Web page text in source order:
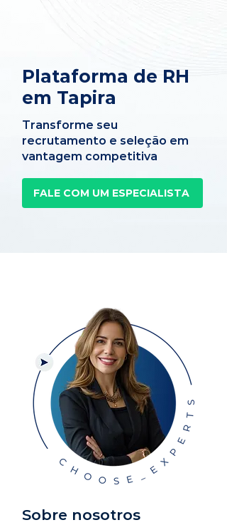
Plataforma de RH
em Tapira
Transforme seu
recrutamento e seleção em
vantagem competitiva
FALE COM UM ESPECIALISTA
Sobre nosotros